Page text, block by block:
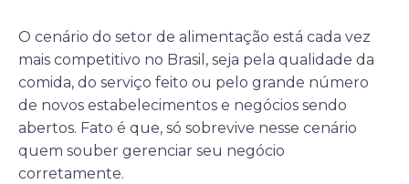
O cenário do setor de alimentação está cada vez
mais competitivo no Brasil, seja pela qualidade da
comida, do serviço feito ou pelo grande número
de novos estabelecimentos e negócios sendo
abertos. Fato é que, só sobrevive nesse cenário
quem souber gerenciar seu negócio
corretamente.